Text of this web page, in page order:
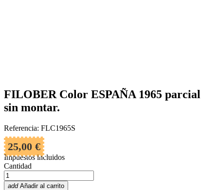
FILOBER Color ESPAÑA 1965 parcial
sin montar.
Referencia: FLC1965S
25,00 €
Impuestos incluidos
Cantidad
add Añadir al carrito